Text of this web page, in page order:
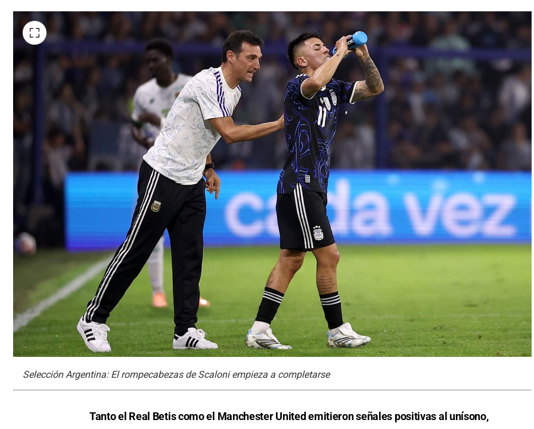
Selección Argentina: El rompecabezas de Scaloni empieza a completarse
Tanto el Real Betis como el Manchester United emitieron señales positivas al unísono,